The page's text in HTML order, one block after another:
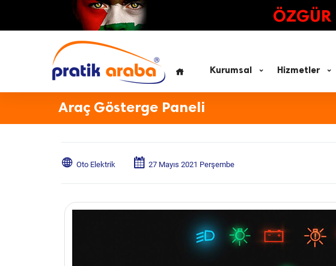
ÖZGÜR
Kurumsal Hizmetler
Araç Gösterge Paneli
Oto Elektrik 27 Mayıs 2021 Perşembe